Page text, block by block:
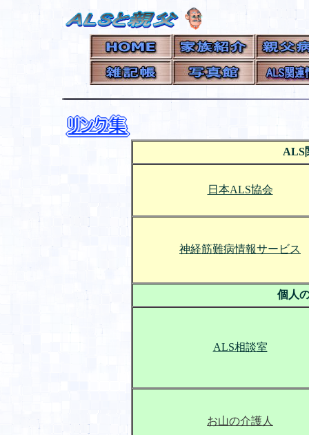
ALS
日本ALS協会
神経筋難病情報サービス
個人
ALS相談室
お山の介護人